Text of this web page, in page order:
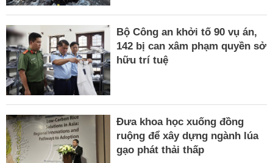
Bộ Công an khởi tố 90 vụ án,
142 bị can xâm phạm quyền sở
hữu trí tuệ
Đưa khoa học xuống đồng
ruộng để xây dựng ngành lúa
gạo phát thải thấp